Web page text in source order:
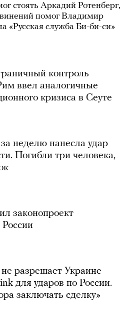
стоять Аркадий Ротенберг,
помог Владимир
«Русская служба Би-би-си»
контроль
ввел аналогичные
кризиса в Сеуте
неделю нанесла удар
Погибли три человека,
законопроект
России
разрешает Украине
для ударов по России.
заключать сделку»